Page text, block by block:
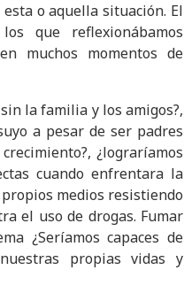
o aquella situación. El
que reflexionábamos
muchos momentos de
la familia y los amigos?,
a pesar de ser padres
¿lograríamos
cuando enfrentara la
medios resistiendo
el uso de drogas. Fumar
¿Seríamos capaces de
propias vidas y